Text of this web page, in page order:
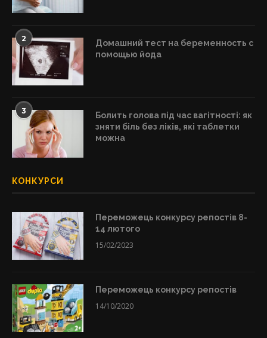
2
Домашний тест на беременность с
помощью йода
3
Болить голова під час вагітності: як
зняти біль без ліків, які таблетки
можна
КОНКУРСИ
Переможець конкурсу репостів 8-
14 лютого
15/02/2023
Переможець конкурсу репостів
14/10/2020